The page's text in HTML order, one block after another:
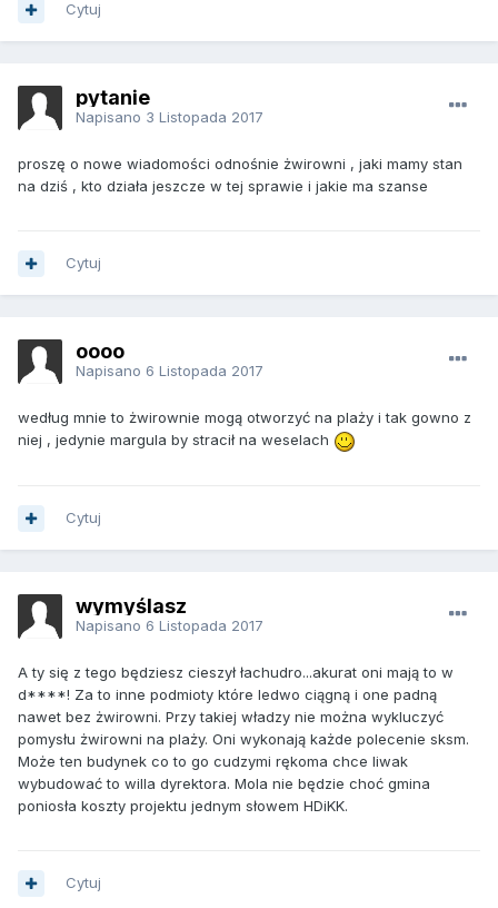
Cytuj
pytanie
Napisano 3 Listopada 2017
proszę o nowe wiadomości odnośnie żwirowni , jaki mamy stan
na dziś , kto działa jeszcze w tej sprawie i jakie ma szanse
Cytuj
oooo
Napisano 6 Listopada 2017
według mnie to żwirownie mogą otworzyć na plaży i tak gowno z
niej , jedynie margula by stracił na weselach
Cytuj
wymyślasz
Napisano 6 Listopada 2017
A ty się z tego będziesz cieszył łachudro...akurat oni mają to w
d****! Za to inne podmioty które ledwo ciągną i one padną
nawet bez żwirowni. Przy takiej władzy nie można wykluczyć
pomysłu żwirowni na plaży. Oni wykonają każde polecenie sksm.
Może ten budynek co to go cudzymi rękoma chce liwak
wybudować to willa dyrektora. Mola nie będzie choć gmina
poniosła koszty projektu jednym słowem HDiKK.
Cytuj